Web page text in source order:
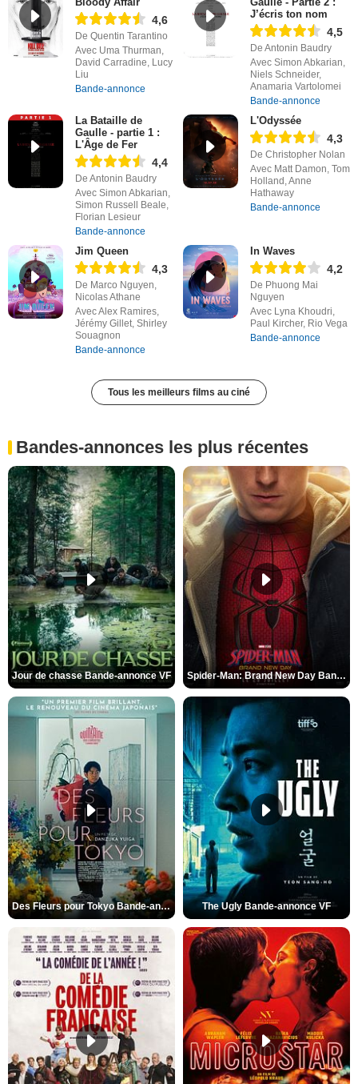
4,6
De Quentin Tarantino
Avec Uma Thurman,
David Carradine, Lucy
Liu
Bande-annonce
J’écris ton nom
4,5
De Antonin Baudry
Avec Simon Abkarian,
Niels Schneider,
Anamaria Vartolomei
Bande-annonce
La Bataille de
Gaulle - partie 1 :
L'Âge de Fer
4,4
De Antonin Baudry
Avec Simon Abkarian,
Simon Russell Beale,
Florian Lesieur
Bande-annonce
L'Odyssée
4,3
De Christopher Nolan
Avec Matt Damon, Tom
Holland, Anne
Hathaway
Bande-annonce
Jim Queen
4,3
De Marco Nguyen,
Nicolas Athane
Avec Alex Ramires,
Jérémy Gillet, Shirley
Souagnon
Bande-annonce
In Waves
4,2
De Phuong Mai
Nguyen
Avec Lyna Khoudri,
Paul Kircher, Rio Vega
Bande-annonce
Tous les meilleurs films au ciné
Bandes-annonces les plus récentes
Jour de chasse Bande-annonce VF Spider-Man: Brand New Day Bande-annonce (3) VO STFR
Des Fleurs pour Tokyo Bande-annonce VO STFR The Ugly Bande-annonce VF